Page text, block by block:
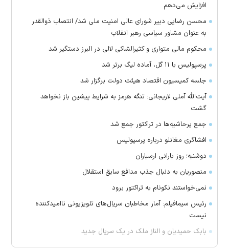
افزایش می‌دهم
محسن رضایی دبیر شورای عالی امنیت ملی شد/ انتصاب ذوالقدر
به عنوان مشاور سیاسی رهبر انقلاب
محکوم مالی متواری و کثیرالشاکی لالی در البرز دستگیر شد
پرسپولیس با ۱۱ گل، آماده لیگ برتر شد
جلسه کمیسیون اقتصاد هیئت دولت برگزار شد
آیت‌الله آملی لاریجانی: تنگه هرمز به شرایط پیشین باز نخواهد
گشت
جمع پرحاشیه‌ها در تراکتور جمع شد
افشاگری مغانلو درباره پرسپولیس
دوشنبه؛ روز بارانی ارسباران
منصوریان به دنبال جذب مدافع سابق استقلال
‌نمی‌خواستند نکونام به تراکتور برود
رئیس سیمافیلم: آمار مخاطبان سریال‌های تلویزیونی ناامیدکننده
نیست
بابک حمیدیان و الناز ملک در یک سریال جدید